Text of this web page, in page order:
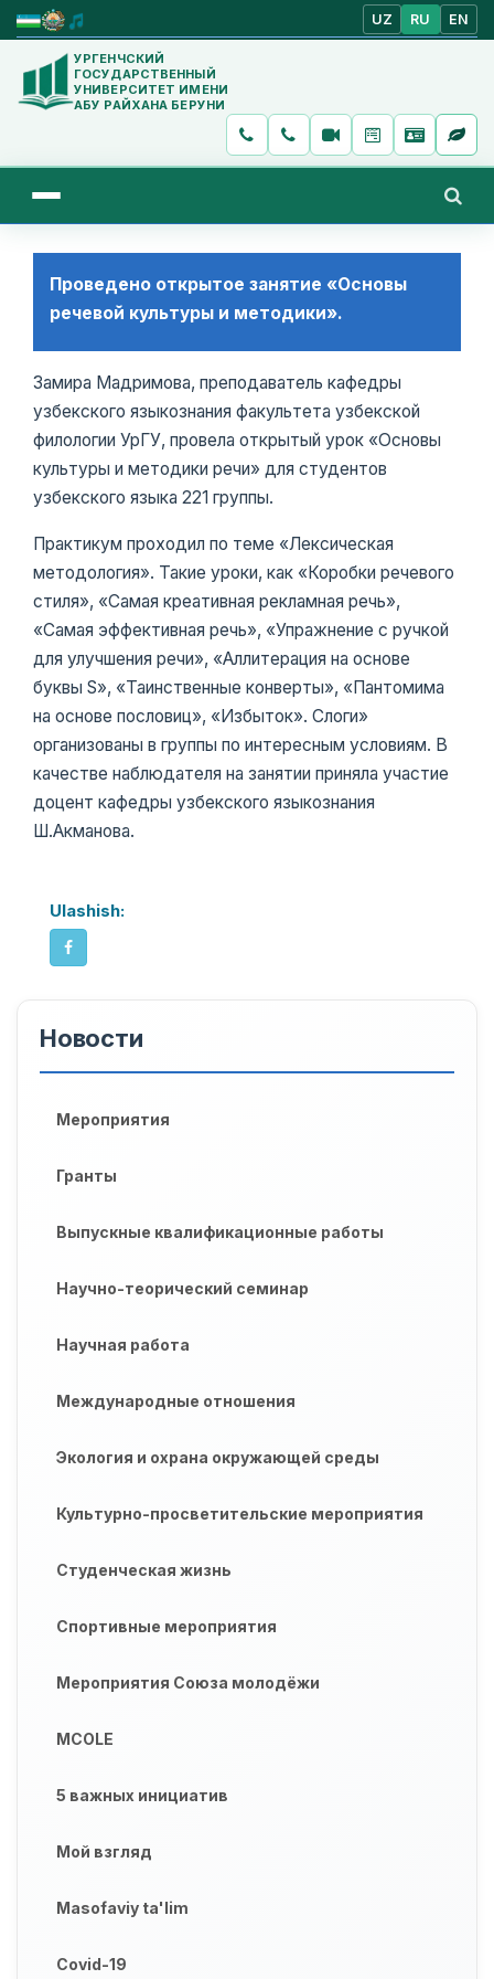
UZ RU EN
УРГЕНЧСКИЙ
ГОСУДАРСТВЕННЫЙ
УНИВЕРСИТЕТ ИМЕНИ
АБУ РАЙХАНА БЕРУНИ
Проведено открытое занятие «Основы
речевой культуры и методики».
Замира Мадримова, преподаватель кафедры
узбекского языкознания факультета узбекской
филологии УрГУ, провела открытый урок «Основы
культуры и методики речи» для студентов
узбекского языка 221 группы.
Практикум проходил по теме «Лексическая
методология». Такие уроки, как «Коробки речевого
стиля», «Самая креативная рекламная речь»,
«Самая эффективная речь», «Упражнение с ручкой
для улучшения речи», «Аллитерация на основе
буквы S», «Таинственные конверты», «Пантомима
на основе пословиц», «Избыток». Слоги»
организованы в группы по интересным условиям. В
качестве наблюдателя на занятии приняла участие
доцент кафедры узбекского языкознания
Ш.Акманова.
Ulashish:
Новости
Мероприятия
Гранты
Выпускные квалификационные работы
Научно-теорический семинар
Научная работа
Международные отношения
Экология и охрана окружающей среды
Культурно-просветительские мероприятия
Студенческая жизнь
Спортивные мероприятия
Мероприятия Союза молодёжи
MCOLE
5 важных инициатив
Мой взгляд
Masofaviy ta'lim
Covid-19